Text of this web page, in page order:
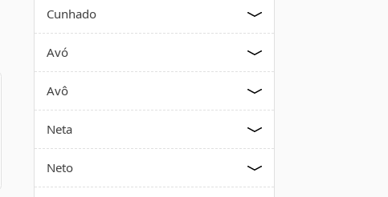
Cunhado
Avó
Avô
Neta
Neto